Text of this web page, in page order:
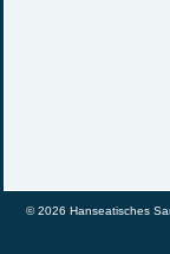
© 2026 Hanseatisches